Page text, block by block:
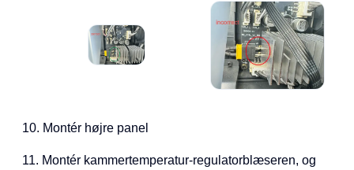
10. Montér højre panel
11. Montér kammertemperatur-regulatorblæseren, og